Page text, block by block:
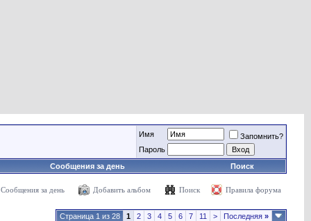
Имя
Запомнить?
Пароль
Сообщения за день Поиск
Сообщения за день Добавить альбом Поиск Правила форума
Страница 1 из 28 1 2 3 4 5 6 7 11 > Последняя »